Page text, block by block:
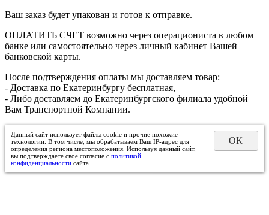
Ваш заказ будет упакован и готов к отправке.
ОПЛАТИТЬ СЧЕТ возможно через операциониста в любом
банке или самостоятельно через личный кабинет Вашей
банковской карты.
После подтверждения оплаты мы доставляем товар:
- Доставка по Екатеринбургу бесплатная,
- Либо доставляем до Екатеринбургского филиала удобной
Вам Транспортной Компании.
Данный сайт использует файлы cookie и прочие похожие
технологии. В том числе, мы обрабатываем Ваш IP-адрес для
определения региона местоположения. Используя данный сайт,
вы подтверждаете свое согласие с политикой
конфиденциальности сайта.
ОК